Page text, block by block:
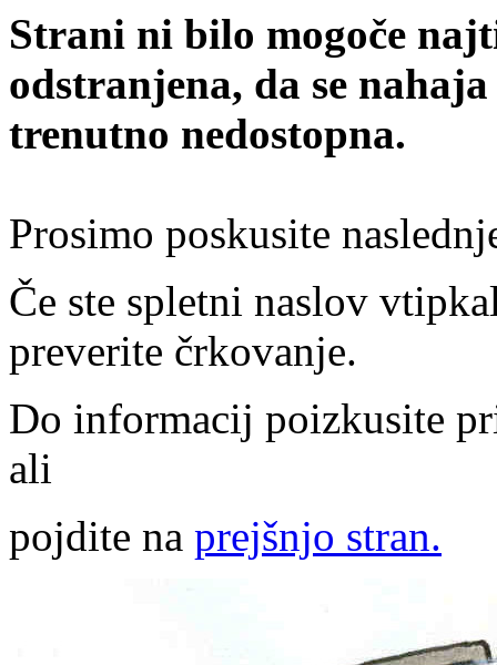
Strani ni bilo mogoče
odstranjena, da se
trenutno nedostopna.
Prosimo poskusite
Če ste spletni naslov
preverite črkovanje.
Do informacij poizkusite
ali
pojdite na prejšnjo stran.